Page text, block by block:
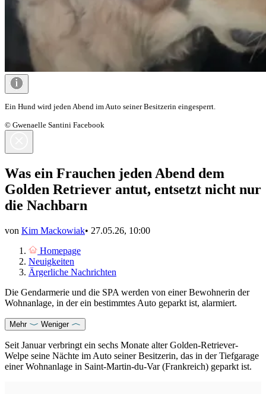
Ein Hund wird jeden Abend im Auto seiner Besitzerin eingesperrt.
© Gwenaelle Santini Facebook
Was ein Frauchen jeden Abend dem
Golden Retriever antut, entsetzt nicht nur
die Nachbarn
von Kim Mackowiak• 27.05.26, 10:00
Homepage
Neuigkeiten
Ärgerliche Nachrichten
Die Gendarmerie und die SPA werden von einer Bewohnerin der
Wohnanlage, in der ein bestimmtes Auto geparkt ist, alarmiert.
Mehr Weniger
Seit Januar verbringt ein sechs Monate alterGolden-Retriever-
Welpe seine Nächte im Auto seiner Besitzerin, das in der Tiefgarage
einer Wohnanlage in Saint-Martin-du-Var (Frankreich) geparkt ist.